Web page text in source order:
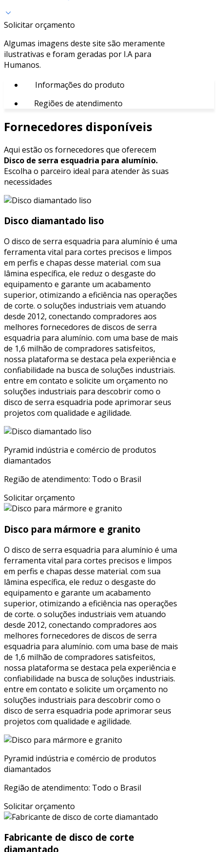
Solicitar orçamento
Algumas imagens deste site são meramente
ilustrativas e foram geradas por I.A para
Humanos.
Informações do produto
Regiões de atendimento
Fornecedores disponíveis
Aqui estão os fornecedores que oferecem
Disco de serra esquadria para alumínio.
Escolha o parceiro ideal para atender às suas
necessidades
Disco diamantado liso
O disco de serra esquadria para alumínio é uma
ferramenta vital para cortes precisos e limpos
em perfis e chapas desse material. com sua
lâmina específica, ele reduz o desgaste do
equipamento e garante um acabamento
superior, otimizando a eficiência nas operações
de corte. o soluções industriais vem atuando
desde 2012, conectando compradores aos
melhores fornecedores de discos de serra
esquadria para alumínio. com uma base de mais
de 1,6 milhão de compradores satisfeitos,
nossa plataforma se destaca pela experiência e
confiabilidade na busca de soluções industriais.
entre em contato e solicite um orçamento no
soluções industriais para descobrir como o
disco de serra esquadria pode aprimorar seus
projetos com qualidade e agilidade.
Pyramid indústria e comércio de produtos
diamantados
Região de atendimento: Todo o Brasil
Solicitar orçamento
Disco para mármore e granito
O disco de serra esquadria para alumínio é uma
ferramenta vital para cortes precisos e limpos
em perfis e chapas desse material. com sua
lâmina específica, ele reduz o desgaste do
equipamento e garante um acabamento
superior, otimizando a eficiência nas operações
de corte. o soluções industriais vem atuando
desde 2012, conectando compradores aos
melhores fornecedores de discos de serra
esquadria para alumínio. com uma base de mais
de 1,6 milhão de compradores satisfeitos,
nossa plataforma se destaca pela experiência e
confiabilidade na busca de soluções industriais.
entre em contato e solicite um orçamento no
soluções industriais para descobrir como o
disco de serra esquadria pode aprimorar seus
projetos com qualidade e agilidade.
Pyramid indústria e comércio de produtos
diamantados
Região de atendimento: Todo o Brasil
Solicitar orçamento
Fabricante de disco de corte
diamantado